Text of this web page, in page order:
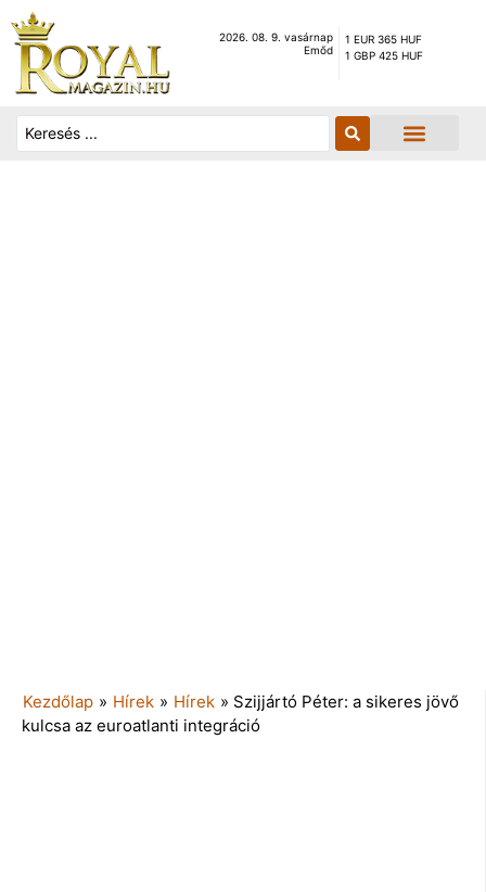
2026. 08. 9. vasárnap
Emőd
1 EUR 365 HUF
1 GBP 425 HUF
Kezdőlap » Hírek » Hírek » Szijjártó Péter: a sikeres jövő
kulcsa az euroatlanti integráció